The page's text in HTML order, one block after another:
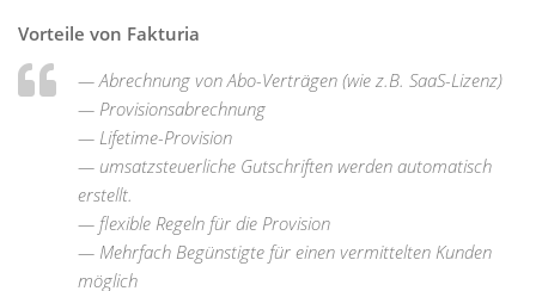
Vorteile von Fakturia
— Abrechnung von Abo-Verträgen (wie z.B. SaaS-Lizenz)
— Provisionsabrechnung
— Lifetime-Provision
— umsatzsteuerliche Gutschriften werden automatisch
erstellt.
— flexible Regeln für die Provision
— Mehrfach Begünstigte für einen vermittelten Kunden
möglich